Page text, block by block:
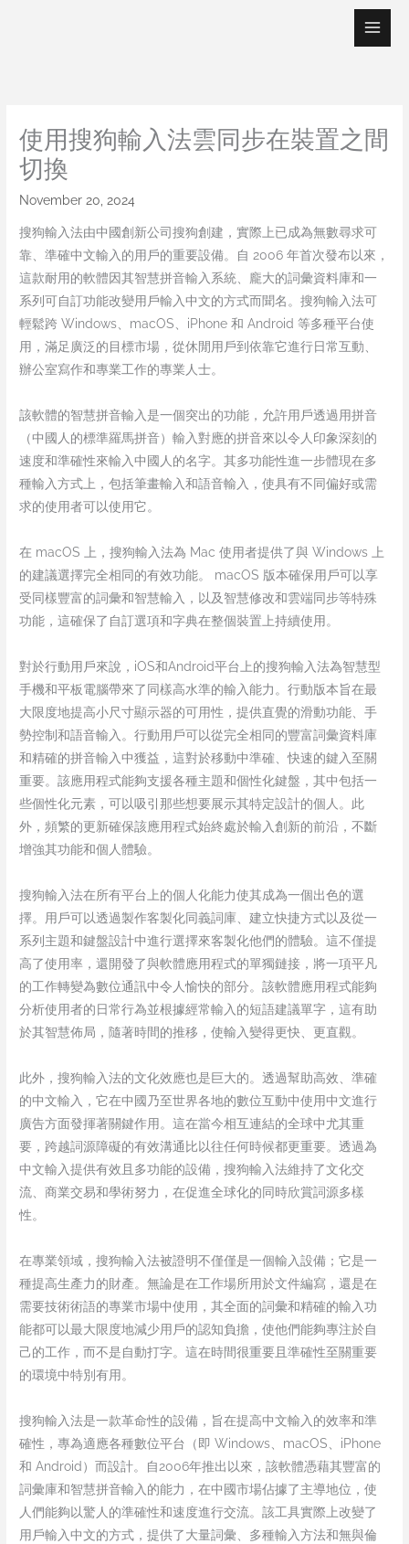
使用搜狗輸入法雲同步在裝置之間
切換
November 20, 2024
搜狗輸入法由中國創新公司搜狗創建，實際上已成為無數尋求可
靠、準確中文輸入的用戶的重要設備。自 2006 年首次發布以來，
這款耐用的軟體因其智慧拼音輸入系統、龐大的詞彙資料庫和一
系列可自訂功能改變用戶輸入中文的方式而聞名。搜狗輸入法可
輕鬆跨 Windows、macOS、iPhone 和 Android 等多種平台使
用，滿足廣泛的目標市場，從休閒用戶到依靠它進行日常互動、
辦公室寫作和專業工作的專業人士。
該軟體的智慧拼音輸入是一個突出的功能，允許用戶透過用拼音
（中國人的標準羅馬拼音）輸入對應的拼音來以令人印象深刻的
速度和準確性來輸入中國人的名字。其多功能性進一步體現在多
種輸入方式上，包括筆畫輸入和語音輸入，使具有不同偏好或需
求的使用者可以使用它。
在 macOS 上，搜狗輸入法為 Mac 使用者提供了與 Windows 上
的建議選擇完全相同的有效功能。 macOS 版本確保用戶可以享
受同樣豐富的詞彙和智慧輸入，以及智慧修改和雲端同步等特殊
功能，這確保了自訂選項和字典在整個裝置上持續使用。
對於行動用戶來說，iOS和Android平台上的搜狗輸入法為智慧型
手機和平板電腦帶來了同樣高水準的輸入能力。行動版本旨在最
大限度地提高小尺寸顯示器的可用性，提供直覺的滑動功能、手
勢控制和語音輸入。行動用戶可以從完全相同的豐富詞彙資料庫
和精確的拼音輸入中獲益，這對於移動中準確、快速的鍵入至關
重要。該應用程式能夠支援各種主題和個性化鍵盤，其中包括一
些個性化元素，可以吸引那些想要展示其特定設計的個人。此
外，頻繁的更新確保該應用程式始終處於輸入創新的前沿，不斷
增強其功能和個人體驗。
搜狗輸入法在所有平台上的個人化能力使其成為一個出色的選
擇。用戶可以透過製作客製化同義詞庫、建立快捷方式以及從一
系列主題和鍵盤設計中進行選擇來客製化他們的體驗。這不僅提
高了使用率，還開發了與軟體應用程式的單獨鏈接，將一項平凡
的工作轉變為數位通訊中令人愉快的部分。該軟體應用程式能夠
分析使用者的日常行為並根據經常輸入的短語建議單字，這有助
於其智慧佈局，隨著時間的推移，使輸入變得更快、更直觀。
此外，搜狗輸入法的文化效應也是巨大的。透過幫助高效、準確
的中文輸入，它在中國乃至世界各地的數位互動中使用中文進行
廣告方面發揮著關鍵作用。這在當今相互連結的全球中尤其重
要，跨越詞源障礙的有效溝通比以往任何時候都更重要。透過為
中文輸入提供有效且多功能的設備，搜狗輸入法維持了文化交
流、商業交易和學術努力，在促進全球化的同時欣賞詞源多樣
性。
在專業領域，搜狗輸入法被證明不僅僅是一個輸入設備；它是一
種提高生產力的財產。無論是在工作場所用於文件編寫，還是在
需要技術術語的專業市場中使用，其全面的詞彙和精確的輸入功
能都可以最大限度地減少用戶的認知負擔，使他們能夠專注於自
己的工作，而不是自動打字。這在時間很重要且準確性至關重要
的環境中特別有用。
搜狗輸入法是一款革命性的設備，旨在提高中文輸入的效率和準
確性，專為適應各種數位平台（即 Windows、macOS、iPhone
和 Android）而設計。自2006年推出以來，該軟體憑藉其豐富的
詞彙庫和智慧拼音輸入的能力，在中國市場佔據了主導地位，使
人們能夠以驚人的準確性和速度進行交流。該工具實際上改變了
用戶輸入中文的方式，提供了大量詞彙、多種輸入方法和無與倫